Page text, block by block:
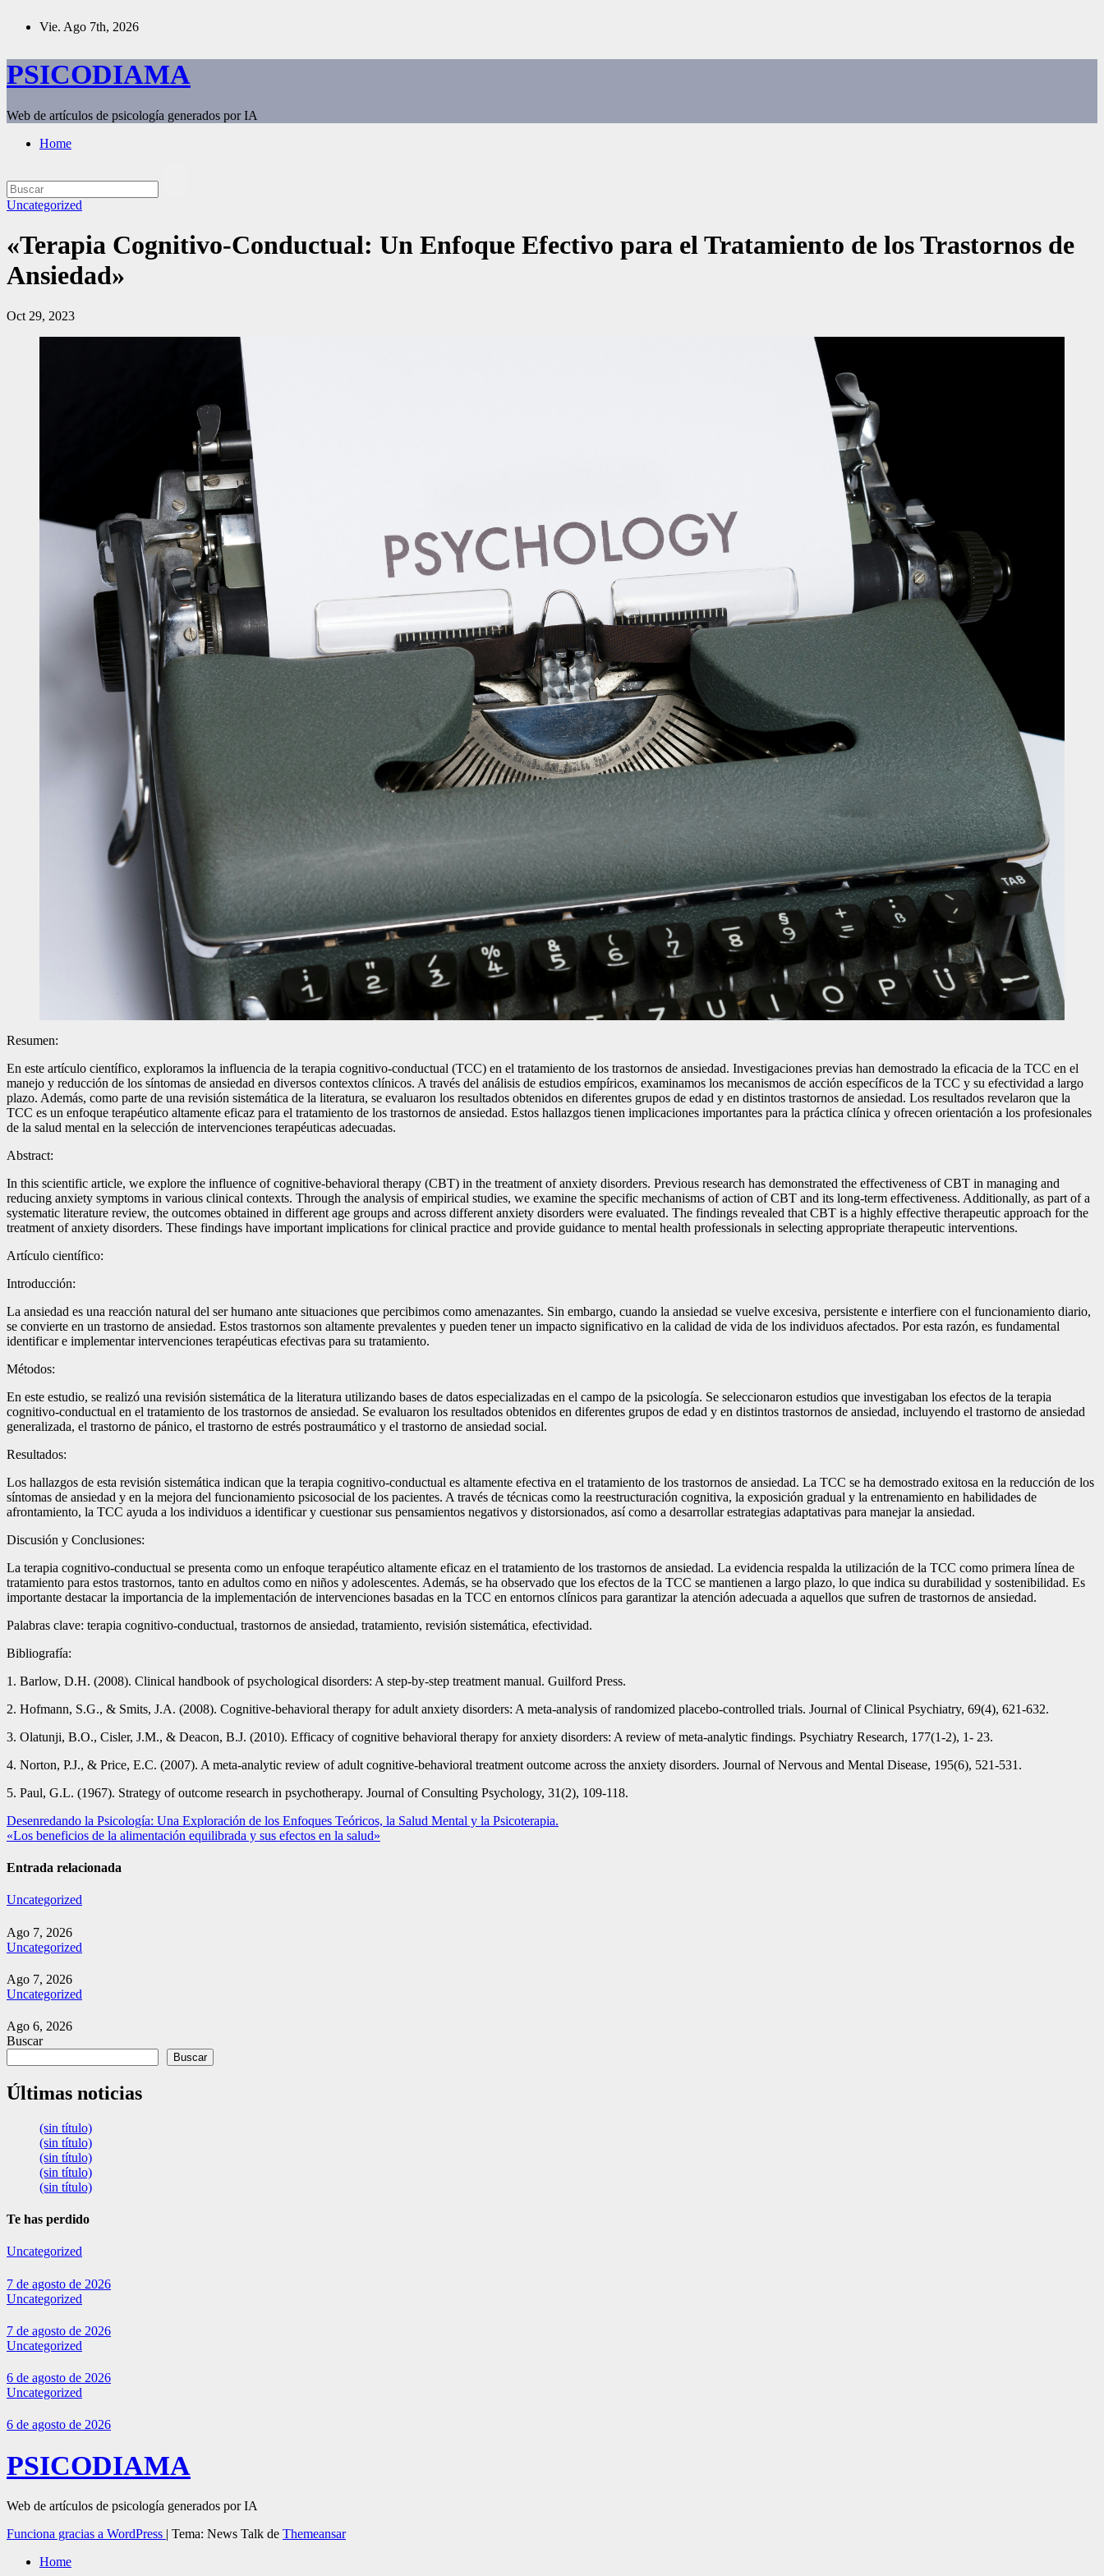
Vie. Ago 7th, 2026
PSICODIAMA
Web de artículos de psicología generados por IA
Home
Uncategorized
«Terapia Cognitivo-Conductual: Un Enfoque Efectivo para el Tratamiento de los Trastornos de
Ansiedad»
Oct 29, 2023
Resumen:
En este artículo científico, exploramos la influencia de la terapia cognitivo-conductual (TCC) en el tratamiento de los trastornos de ansiedad. Investigaciones previas han demostrado la eficacia de la TCC en el
manejo y reducción de los síntomas de ansiedad en diversos contextos clínicos. A través del análisis de estudios empíricos, examinamos los mecanismos de acción específicos de la TCC y su efectividad a largo
plazo. Además, como parte de una revisión sistemática de la literatura, se evaluaron los resultados obtenidos en diferentes grupos de edad y en distintos trastornos de ansiedad. Los resultados revelaron que la
TCC es un enfoque terapéutico altamente eficaz para el tratamiento de los trastornos de ansiedad. Estos hallazgos tienen implicaciones importantes para la práctica clínica y ofrecen orientación a los profesionales
de la salud mental en la selección de intervenciones terapéuticas adecuadas.
Abstract:
In this scientific article, we explore the influence of cognitive-behavioral therapy (CBT) in the treatment of anxiety disorders. Previous research has demonstrated the effectiveness of CBT in managing and
reducing anxiety symptoms in various clinical contexts. Through the analysis of empirical studies, we examine the specific mechanisms of action of CBT and its long-term effectiveness. Additionally, as part of a
systematic literature review, the outcomes obtained in different age groups and across different anxiety disorders were evaluated. The findings revealed that CBT is a highly effective therapeutic approach for the
treatment of anxiety disorders. These findings have important implications for clinical practice and provide guidance to mental health professionals in selecting appropriate therapeutic interventions.
Artículo científico:
Introducción:
La ansiedad es una reacción natural del ser humano ante situaciones que percibimos como amenazantes. Sin embargo, cuando la ansiedad se vuelve excesiva, persistente e interfiere con el funcionamiento diario,
se convierte en un trastorno de ansiedad. Estos trastornos son altamente prevalentes y pueden tener un impacto significativo en la calidad de vida de los individuos afectados. Por esta razón, es fundamental
identificar e implementar intervenciones terapéuticas efectivas para su tratamiento.
Métodos:
En este estudio, se realizó una revisión sistemática de la literatura utilizando bases de datos especializadas en el campo de la psicología. Se seleccionaron estudios que investigaban los efectos de la terapia
cognitivo-conductual en el tratamiento de los trastornos de ansiedad. Se evaluaron los resultados obtenidos en diferentes grupos de edad y en distintos trastornos de ansiedad, incluyendo el trastorno de ansiedad
generalizada, el trastorno de pánico, el trastorno de estrés postraumático y el trastorno de ansiedad social.
Resultados:
Los hallazgos de esta revisión sistemática indican que la terapia cognitivo-conductual es altamente efectiva en el tratamiento de los trastornos de ansiedad. La TCC se ha demostrado exitosa en la reducción de los
síntomas de ansiedad y en la mejora del funcionamiento psicosocial de los pacientes. A través de técnicas como la reestructuración cognitiva, la exposición gradual y la entrenamiento en habilidades de
afrontamiento, la TCC ayuda a los individuos a identificar y cuestionar sus pensamientos negativos y distorsionados, así como a desarrollar estrategias adaptativas para manejar la ansiedad.
Discusión y Conclusiones:
La terapia cognitivo-conductual se presenta como un enfoque terapéutico altamente eficaz en el tratamiento de los trastornos de ansiedad. La evidencia respalda la utilización de la TCC como primera línea de
tratamiento para estos trastornos, tanto en adultos como en niños y adolescentes. Además, se ha observado que los efectos de la TCC se mantienen a largo plazo, lo que indica su durabilidad y sostenibilidad. Es
importante destacar la importancia de la implementación de intervenciones basadas en la TCC en entornos clínicos para garantizar la atención adecuada a aquellos que sufren de trastornos de ansiedad.
Palabras clave: terapia cognitivo-conductual, trastornos de ansiedad, tratamiento, revisión sistemática, efectividad.
Bibliografía:
1. Barlow, D.H. (2008). Clinical handbook of psychological disorders: A step-by-step treatment manual. Guilford Press.
2. Hofmann, S.G., & Smits, J.A. (2008). Cognitive-behavioral therapy for adult anxiety disorders: A meta-analysis of randomized placebo-controlled trials. Journal of Clinical Psychiatry, 69(4), 621-632.
3. Olatunji, B.O., Cisler, J.M., & Deacon, B.J. (2010). Efficacy of cognitive behavioral therapy for anxiety disorders: A review of meta-analytic findings. Psychiatry Research, 177(1-2), 1- 23.
4. Norton, P.J., & Price, E.C. (2007). A meta-analytic review of adult cognitive-behavioral treatment outcome across the anxiety disorders. Journal of Nervous and Mental Disease, 195(6), 521-531.
5. Paul, G.L. (1967). Strategy of outcome research in psychotherapy. Journal of Consulting Psychology, 31(2), 109-118.
Navegación
de
entradas
Desenredando la Psicología: Una Exploración de los Enfoques Teóricos, la Salud Mental y la Psicoterapia.
«Los beneficios de la alimentación equilibrada y sus efectos en la salud»
Entrada relacionada
Uncategorized
Ago 7, 2026
Uncategorized
Ago 7, 2026
Uncategorized
Ago 6, 2026
Buscar
Buscar
Últimas noticias
(sin título)
(sin título)
(sin título)
(sin título)
(sin título)
Te has perdido
Uncategorized
7 de agosto de 2026
Uncategorized
7 de agosto de 2026
Uncategorized
6 de agosto de 2026
Uncategorized
6 de agosto de 2026
PSICODIAMA
Web de artículos de psicología generados por IA
Funciona gracias a WordPress | Tema: News Talk de Themeansar
Home